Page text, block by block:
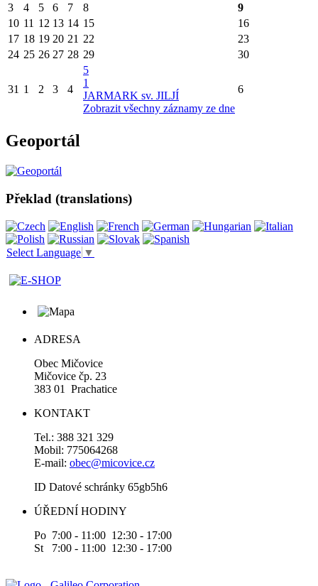
3
4 5 6 7 8
9
10 11 12 13 14 15
16
17 18 19 20 21 22
23
24 25 26 27 28 29 30
31 1 2 3 4
5
1
JARMARK sv. JILJÍ
Zobrazit všechny záznamy ze dne
6
Geoportál
Překlad (translations)
Select Language ▼
ADRESA
Obec Mičovice
Mičovice čp. 23
383 01 Prachatice
KONTAKT
Tel.: 388 321 329
Mobil: 775064268
E-mail: obec@micovice.cz
ID Datové schránky 65gb5h6
ÚŘEDNÍ HODINY
Po 7:00 - 11:00 12:30 - 17:00
St 7:00 - 11:00 12:30 - 17:00